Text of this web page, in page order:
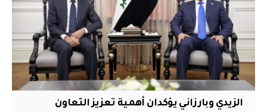
الزيدي وبارزاني يؤكدان أهمية تعزيز التعاون